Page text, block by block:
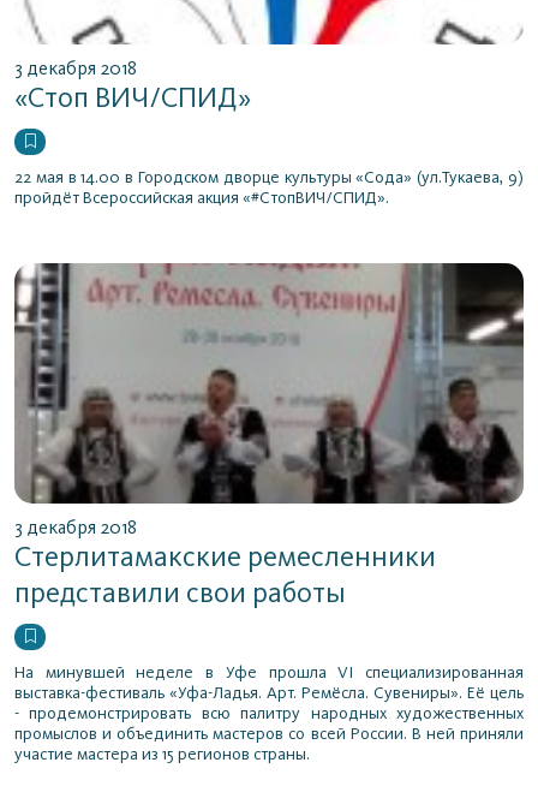
3 декабря 2018
«Стоп ВИЧ/СПИД»
22 мая в 14.00 в Городском дворце культуры «Сода» (ул.Тукаева, 9)
пройдёт Всероссийская акция «#СтопВИЧ/СПИД».
3 декабря 2018
Стерлитамакские ремесленники
представили свои работы
На минувшей неделе в Уфе прошла VI специализированная
выставка-фестиваль «Уфа-Ладья. Арт. Ремёсла. Сувениры». Её цель
- продемонстрировать всю палитру народных художественных
промыслов и объединить мастеров со всей России. В ней приняли
участие мастера из 15 регионов страны.